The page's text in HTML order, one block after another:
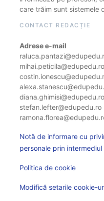
care trăim sunt sistemele
CONTACT REDACȚIE
Adrese e-mail
mihai.peticila@edupedu.ro
diana.ghimisi@edupedu.ro
stefan.lefter@edupedu.ro
Notă de informare cu
personale prin
Politica de cookie
Modifică setarile cookie-